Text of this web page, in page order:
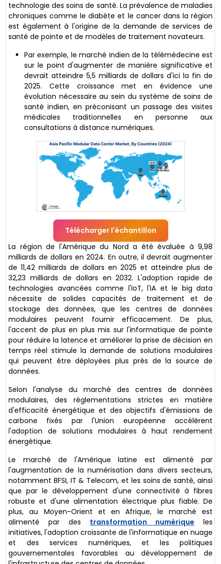
technologie des soins de santé. La prévalence de maladies
chroniques comme le diabète et le cancer dans la région
est également à l'origine de la demande de services de
santé de pointe et de modèles de traitement novateurs.
Par exemple, le marché indien de la télémédecine est
sur le point d'augmenter de manière significative et
devrait atteindre 5,5 milliards de dollars d'ici la fin de
2025. Cette croissance met en évidence une
évolution nécessaire au sein du système de soins de
santé indien, en préconisant un passage des visites
médicales traditionnelles en personne aux
consultations à distance numériques.
Télécharger l'échantillon
La région de l'Amérique du Nord a été évaluée à 9,98
milliards de dollars en 2024. En outre, il devrait augmenter
de 11,42 milliards de dollars en 2025 et atteindre plus de
32,23 milliards de dollars en 2032. L'adoption rapide de
technologies avancées comme l'IoT, l'IA et le big data
nécessite de solides capacités de traitement et de
stockage des données, que les centres de données
modulaires peuvent fournir efficacement. De plus,
l'accent de plus en plus mis sur l'informatique de pointe
pour réduire la latence et améliorer la prise de décision en
temps réel stimule la demande de solutions modulaires
qui peuvent être déployées plus près de la source de
données.
Selon l'analyse du marché des centres de données
modulaires, des réglementations strictes en matière
d'efficacité énergétique et des objectifs d'émissions de
carbone fixés par l'Union européenne accélèrent
l'adoption de solutions modulaires à haut rendement
énergétique.
Le marché de l'Amérique latine est alimenté par
l'augmentation de la numérisation dans divers secteurs,
notamment BFSI, IT & Telecom, et les soins de santé, ainsi
que par le développement d'une connectivité à fibres
robuste et d'une alimentation électrique plus fiable. De
plus, au Moyen-Orient et en Afrique, le marché est
alimenté par des transformation numérique les
initiatives, l'adoption croissante de l'informatique en nuage
et des services numériques, et les politiques
gouvernementales favorables au développement de